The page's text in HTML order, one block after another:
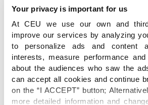
Your privacy is important for us
At CEU we use our own and
improve our services by analyzing
to personalize ads and content
interests, measure performance
about the audiences who saw the
can accept all cookies and continue
on the “I ACCEPT” button;
more detailed information and